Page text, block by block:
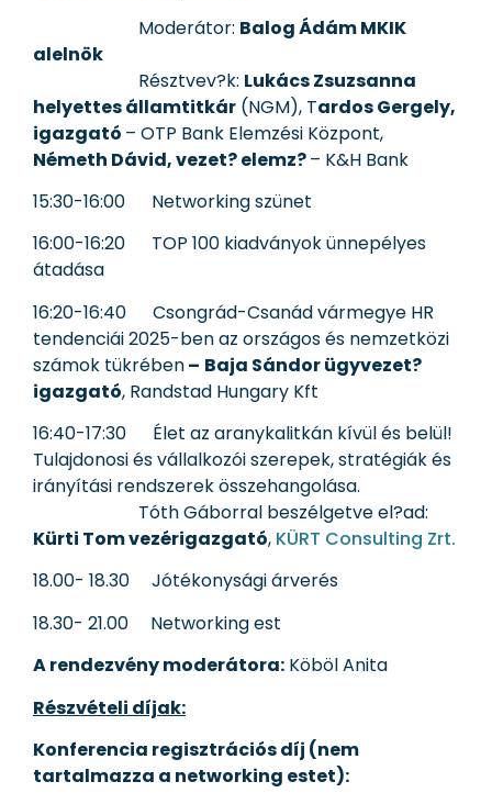
Moderátor: Balog Ádám MKIK
alelnök
Résztvev?k: Lukács Zsuzsanna
helyettes államtitkár (NGM), Tardos Gergely,
igazgató – OTP Bank Elemzési Központ,
Németh Dávid, vezet? elemz?– K&H Bank
15:30-16:00 Networking szünet
16:00-16:20 TOP 100 kiadványok ünnepélyes
átadása
16:20-16:40 Csongrád-Csanád vármegye HR
tendenciái 2025-ben az országos és nemzetközi
számok tükrében– Baja Sándor ügyvezet?
igazgató, Randstad Hungary Kft
16:40-17:30 Élet az aranykalitkán kívül és belül!
Tulajdonosi és vállalkozói szerepek, stratégiák és
irányítási rendszerek összehangolása.
Tóth Gáborral beszélgetve el?ad:
Kürti Tom vezérigazgató, KÜRT Consulting Zrt.
18.00- 18.30 Jótékonysági árverés
18.30- 21.00 Networking est
A rendezvény moderátora: Köböl Anita
Részvételi díjak:
Konferencia regisztrációs díj (nem
tartalmazza a networking estet):